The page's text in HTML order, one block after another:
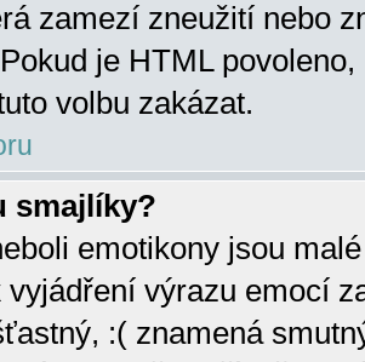
zamezí zneužití nebo
je HTML
volbu zakázat.
smajlíky?
emotikony jsou
výrazu emocí
:( znamená